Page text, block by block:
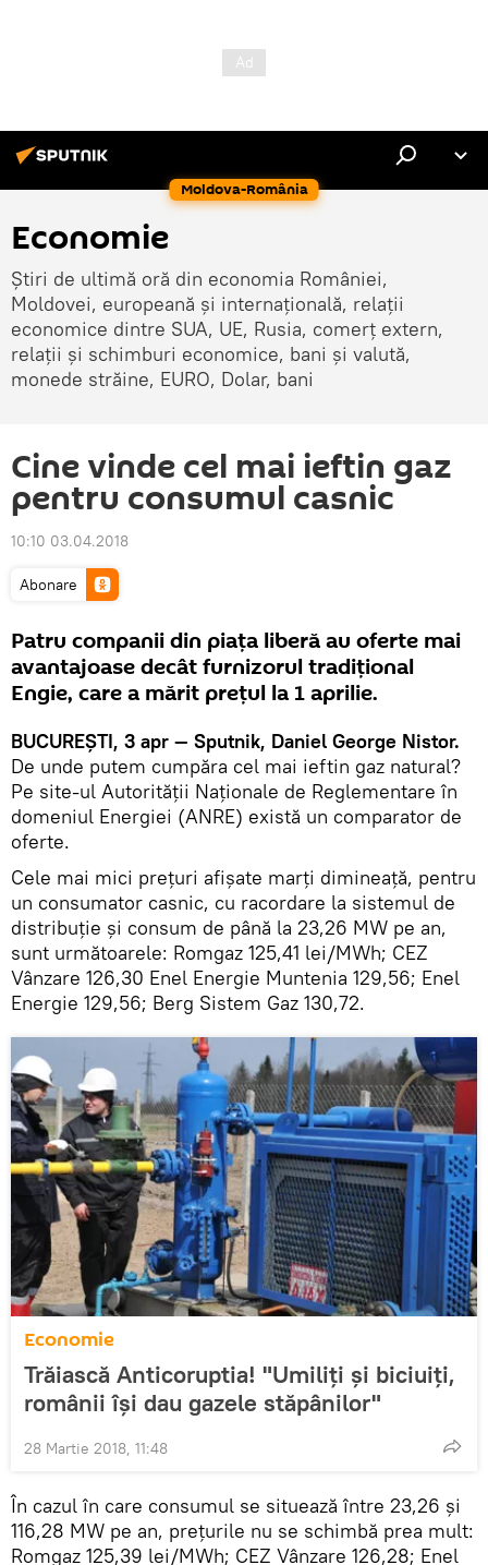
Moldova-România
Economie
Știri de ultimă oră din economia României,
Moldovei, europeană și internațională, relații
economice dintre SUA, UE, Rusia, comerț extern,
relații și schimburi economice, bani și valută,
monede străine, EURO, Dolar, bani
Cine vinde cel mai ieftin gaz
pentru consumul casnic
10:10 03.04.2018
Abonare
Patru companii din piața liberă au oferte mai
avantajoase decât furnizorul tradițional
Engie, care a mărit prețul la 1 aprilie.
BUCUREȘTI, 3 apr — Sputnik, Daniel George Nistor.
De unde putem cumpăra cel mai ieftin gaz natural?
Pe site-ul Autorității Naționale de Reglementare în
domeniul Energiei (ANRE) există un comparator de
oferte.
Cele mai mici prețuri afișate marți dimineață, pentru
un consumator casnic, cu racordare la sistemul de
distribuție și consum de până la 23,26 MW pe an,
sunt următoarele: Romgaz 125,41 lei/MWh; CEZ
Vânzare 126,30 Enel Energie Muntenia 129,56; Enel
Energie 129,56; Berg Sistem Gaz 130,72.
Economie
Trăiască Anticoruptia! "Umiliți și biciuiți,
românii își dau gazele stăpânilor"
28 Martie 2018, 11:48
În cazul în care consumul se situează între 23,26 și
116,28 MW pe an, prețurile nu se schimbă prea mult:
Romgaz 125,39 lei/MWh; CEZ Vânzare 126,28; Enel